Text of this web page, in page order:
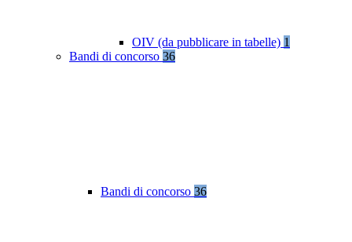
OIV (da pubblicare in tabelle) 1
Bandi di concorso 36
Bandi di concorso 36